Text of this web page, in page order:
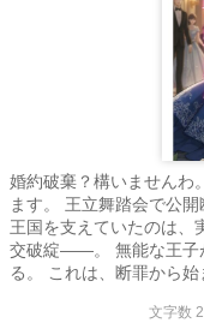
婚約破棄？構いませんわ
ます。 王立舞踏会で公
王国を支えていたのは、
交破綻——。 無能な王子
る。 これは、断罪から始
文字数